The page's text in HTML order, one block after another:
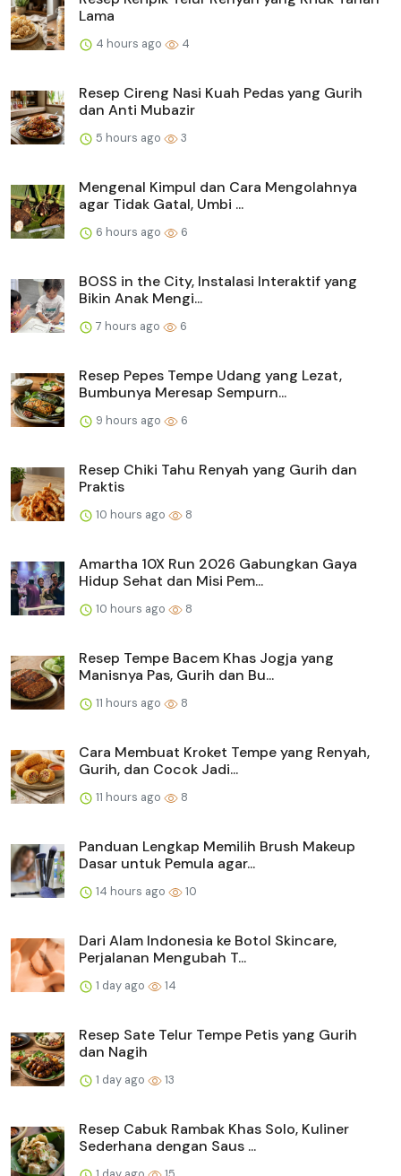
Lama
4 hours ago 4
Resep Cireng Nasi Kuah Pedas yang Gurih
dan Anti Mubazir
5 hours ago 3
Mengenal Kimpul dan Cara Mengolahnya
agar Tidak Gatal, Umbi ...
6 hours ago 6
BOSS in the City, Instalasi Interaktif yang
Bikin Anak Mengi...
7 hours ago 6
Resep Pepes Tempe Udang yang Lezat,
Bumbunya Meresap Sempurn...
9 hours ago 6
Resep Chiki Tahu Renyah yang Gurih dan
Praktis
10 hours ago 8
Amartha 10X Run 2026 Gabungkan Gaya
Hidup Sehat dan Misi Pem...
10 hours ago 8
Resep Tempe Bacem Khas Jogja yang
Manisnya Pas, Gurih dan Bu...
11 hours ago 8
Cara Membuat Kroket Tempe yang Renyah,
Gurih, dan Cocok Jadi...
11 hours ago 8
Panduan Lengkap Memilih Brush Makeup
Dasar untuk Pemula agar...
14 hours ago 10
Dari Alam Indonesia ke Botol Skincare,
Perjalanan Mengubah T...
1 day ago 14
Resep Sate Telur Tempe Petis yang Gurih
dan Nagih
1 day ago 13
Resep Cabuk Rambak Khas Solo, Kuliner
Sederhana dengan Saus ...